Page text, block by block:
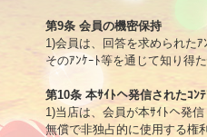
第9条 会員の機密保持
1)会員は、回答を求められた
そのｱﾝｹｰﾄ等を通じて知り得
第10条 本ｻｲﾄへ発信されたｺﾝ
1)当店は、会員が本ｻｲﾄへ発
無償で非独占的に使用する権